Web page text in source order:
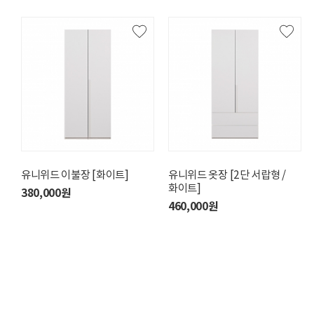
유니위드 이불장 [화이트]
380,000원
유니위드 옷장 [2단 서랍형 /
화이트]
460,000원
유니위드 앤드옷장
270,000원
유니위드 반장 [화이트]
290,000원